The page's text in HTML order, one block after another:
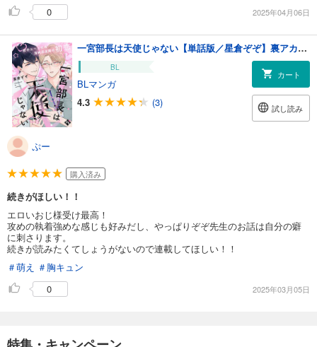
0 2025年04月06日
一宮部長は天使じゃない【単話版／星倉ぞぞ】裏アカ上司を暴いてメス堕ちさせるBL③
BL
BLマンガ
4.3
(3)
カート
試し読み
ぷー
購入済み
続きがほしい！！
エロいおじ様受け最高！
攻めの執着強めな感じも好みだし、やっぱりぞぞ先生のお話は自分の癖
に刺さります。
続きが読みたくてしょうがないので連載してほしい！！
＃萌え ＃胸キュン
0
2025年03月05日